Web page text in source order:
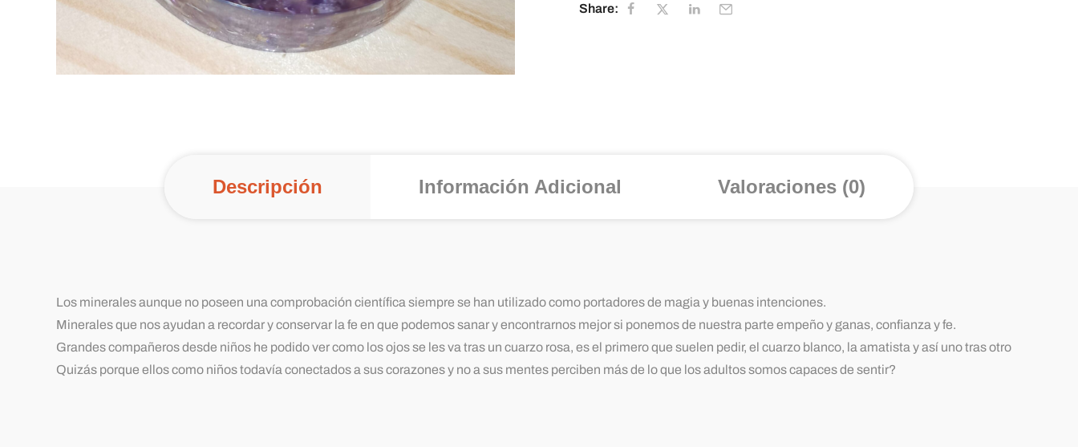
Share:
Descripción Información Adicional Valoraciones (0)
Los minerales aunque no poseen una comprobación científica siempre se han utilizado como portadores de magia y buenas intenciones.
Minerales que nos ayudan a recordar y conservar la fe en que podemos sanar y encontrarnos mejor si ponemos de nuestra parte empeño y ganas, confianza y fe.
Grandes compañeros desde niños he podido ver como los ojos se les va tras un cuarzo rosa, es el primero que suelen pedir, el cuarzo blanco, la amatista y así uno tras otro
Quizás porque ellos como niños todavía conectados a sus corazones y no a sus mentes perciben más de lo que los adultos somos capaces de sentir?